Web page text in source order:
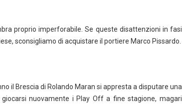
proprio imperforabile. Se queste disattenzioni in fasi
sconsigliamo di acquistare il portiere Marco Pissardo.
il Brescia di Rolando Maran si appresta a disputare una
nuovamente i Play Off a fine stagione, magari